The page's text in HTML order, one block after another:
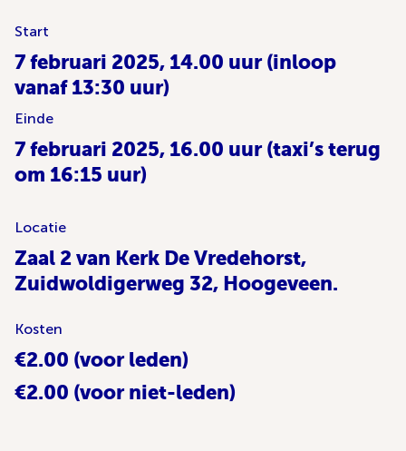
Start
7 februari 2025, 14.00 uur (inloop
vanaf 13:30 uur)
Einde
7 februari 2025, 16.00 uur (taxi’s terug
om 16:15 uur)
Locatie
Zaal 2 van Kerk De Vredehorst,
Zuidwoldigerweg 32, Hoogeveen.
Kosten
€2.00 (voor leden)
€2.00 (voor niet-leden)